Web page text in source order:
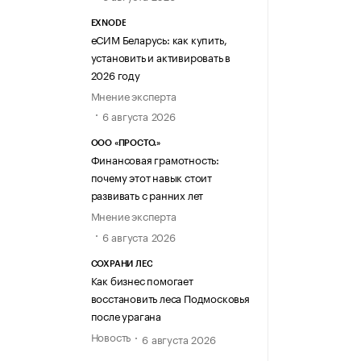
EXNODE
еСИМ Беларусь: как купить,
установить и активировать в
2026 году
Мнение эксперта
6 августа 2026
ООО «ПРОСТО.»
Финансовая грамотность:
почему этот навык стоит
развивать с ранних лет
Мнение эксперта
6 августа 2026
СОХРАНИ ЛЕС
Как бизнес помогает
восстановить леса Подмосковья
после урагана
Новость
6 августа 2026